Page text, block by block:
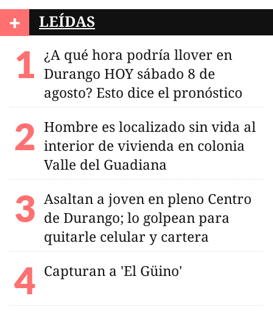
+ LEÍDAS
¿A qué hora podría llover en
Durango HOY sábado 8 de
agosto? Esto dice el pronóstico
Hombre es localizado sin vida al
interior de vivienda en colonia
Valle del Guadiana
Asaltan a joven en pleno Centro
de Durango; lo golpean para
quitarle celular y cartera
Capturan a 'El Güino'